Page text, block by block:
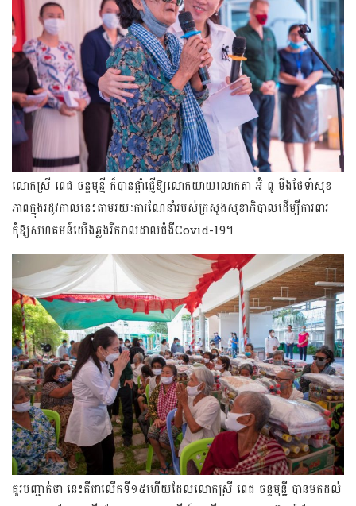
លោកស្រី ពេជ ចន្ទមុន្នី ក៏បានផ្តាំផ្ញើឱ្យលោកយាយលោកតា អ៊ំ ពូ មីងថែទាំសុខ
ភាពក្នុងរដូវកាលនេះតាមរយៈការណែនាំ​របស់​ក្រសួងសុខាភិបាល​ដើម្បីការពារ
កុំឱ្យសហគមន៍យើងឆ្លងរីករាលដាលជំងឺCovid-19។
គួរបញ្ជាក់ថា នេះគឺជាលើកទី១៥ហើយដែលលោកស្រី ពេជ ចន្ទមុន្នី បានមកដល់